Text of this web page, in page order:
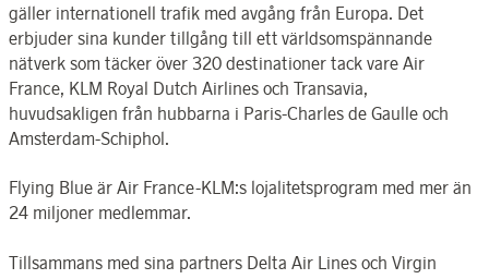
gäller internationell trafik med avgång från Europa. Det
erbjuder sina kunder tillgång till ett världsomspännande
nätverk som täcker över 320 destinationer tack vare Air
France, KLM Royal Dutch Airlines och Transavia,
huvudsakligen från hubbarna i Paris-Charles de Gaulle och
Amsterdam-Schiphol.
Flying Blue är Air France-KLM:s lojalitetsprogram med mer än
24 miljoner medlemmar.
Tillsammans med sina partners Delta Air Lines och Virgin